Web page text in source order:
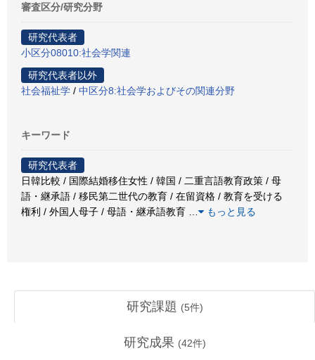
審査区分/研究分野
研究代表者
小区分08010:社会学関連
研究代表者以外
社会福祉学 / 中区分8:社会学およびその関連分野
キーワード
研究代表者
日韓比較 / 国際結婚移住女性 / 韓国 / 二重言語教育政策 / 母
語・継承語 / 移民第二世代の教育 / 在留資格 / 教育を受ける
権利 / 外国人母子 / 母語・継承語教育
もっと見る
研究課題 (5件)
研究成果 (42件)